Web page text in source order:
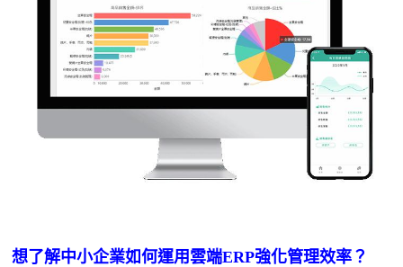
想了解中小企業如何運用雲端ERP強化管理效率？